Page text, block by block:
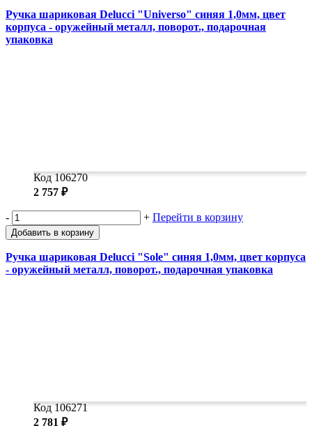
Ручка шариковая Delucci "Universo" синяя 1,0мм, цвет
корпуса - оружейный металл, поворот., подарочная
упаковка
Код 106270
2 757 ₽
- + Перейти в корзину
Добавить в корзину
Ручка шариковая Delucci "Sole" синяя 1,0мм, цвет корпуса
- оружейный металл, поворот., подарочная упаковка
Код 106271
2 781 ₽